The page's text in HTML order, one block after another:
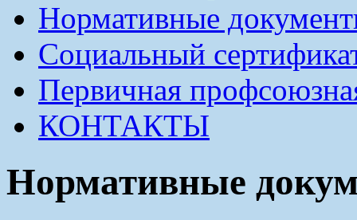
Нормативные
Социальный
Первичная
КОНТАКТЫ
Нормативные